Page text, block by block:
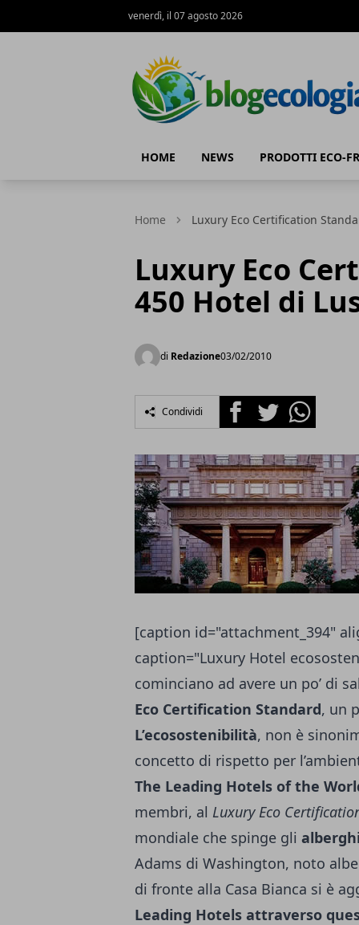
venerdì, il 07 agosto 2026
HOME NEWS PRODOTTI ECO-
Home Luxury Eco Certification
Luxury Eco
450 Hotel di
di Redazione03/02/2010
Condividi FacebookTwitterWhatsapp
[caption id="attachment_394"
caption="Luxury Hotel
cominciano ad avere un po’ di
Eco Certification Standard, un
L’ecosostenibilità, non è
concetto di rispetto per
The Leading Hotels of the
membri, al Luxury Eco
mondiale che spinge gli
Adams di Washington, noto
di fronte alla Casa Bianca si è
Leading Hotels attraverso